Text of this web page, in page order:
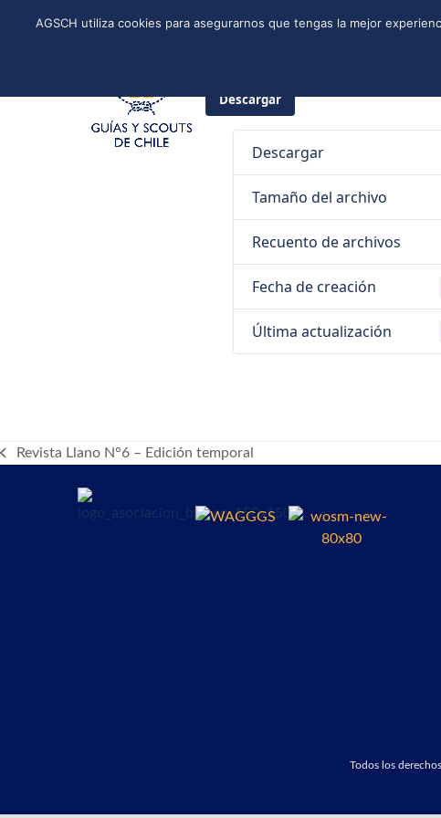
Instagram
Facebook
YouTube
Twitter
Spotify
LinkedIn
Descargar
Descargar
Tamaño del archivo
Recuento de archivos
Fecha de creación
Última actualización
previous
Revista Llano N°6 – Edición temporal
Todos los
AGSCH utiliza cookies para asegurarnos que tengas la mejor